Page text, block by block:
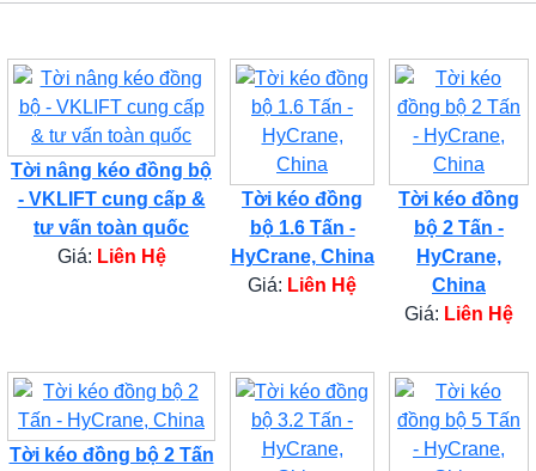
Tời nâng kéo đồng bộ
- VKLIFT cung cấp &
tư vấn toàn quốc
Giá: Liên Hệ
Tời kéo đồng
bộ 1.6 Tấn -
HyCrane, China
Giá: Liên Hệ
Tời kéo đồng
bộ 2 Tấn -
HyCrane,
China
Giá: Liên Hệ
Tời kéo đồng bộ 2 Tấn